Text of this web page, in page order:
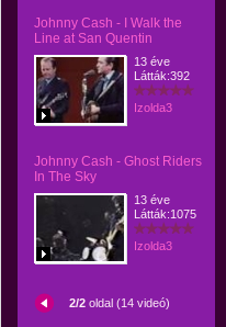
Johnny Cash - I Walk the
Line at San Quentin
13 éve
Látták:392
Izolda3
Johnny Cash - Ghost Riders
In The Sky
13 éve
Látták:1075
Izolda3
2/2 oldal (14 videó)